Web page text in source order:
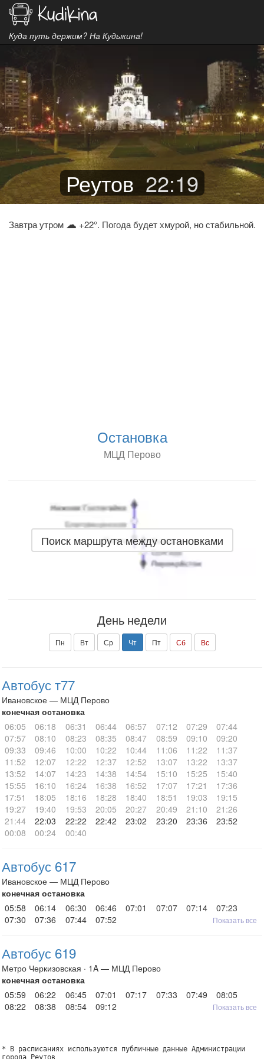
Куда путь держим? На Кудыкина!
Реутов 22:19
Завтра утром ☁ +22°. Погода будет хмурой, но стабильной.
Остановка
МЦД Перово
Поиск маршрута между остановками
День недели
Пн Вт Ср Чт Пт Сб Вс
Автобус т77
Ивановское — МЦД Перово
конечная остановка
06:05
06:18 06:31 06:44 06:57 07:12 07:29
07:44
07:57
08:10 08:23 08:35 08:47 08:59 09:10
09:20
09:33
09:46 10:00 10:22 10:44 11:06 11:22
11:37
11:52
12:07 12:22 12:37 12:52 13:07 13:22
13:37
13:52
14:07 14:23 14:38 14:54 15:10 15:25
15:40
15:55
16:10 16:24 16:38 16:52 17:07 17:21
17:36
17:51
18:05 18:16 18:28 18:40 18:51 19:03
19:15
19:27
19:40 19:53 20:05 20:27 20:49 21:10
21:26
21:44
22:03 22:22 22:42 23:02 23:20 23:36
23:52
00:08
00:24 00:40
Автобус 617
Ивановское — МЦД Перово
конечная остановка
05:58
06:14 06:30 06:46 07:01 07:07 07:14
07:23
07:30
07:36 07:44 07:52 Показать все
Автобус 619
Метро Черкизовская · 1A — МЦД Перово
конечная остановка
05:59
06:22 06:45 07:01 07:17 07:33 07:49
08:05
08:22
08:38 08:54 09:12 Показать все
* В расписаниях используются публичные данные Администрации
города Реутов